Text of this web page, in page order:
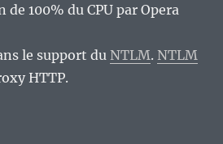
100% du CPU par Opera
le support du NTLM. NTLM
HTTP.